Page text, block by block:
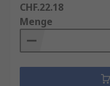
CHF.22.18
Menge